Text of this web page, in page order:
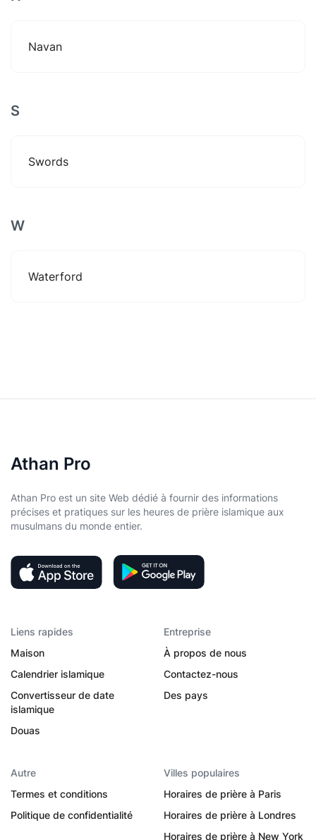
Navan
S
Swords
W
Waterford
Athan Pro
Athan Pro est un site Web dédié à fournir des informations
précises et pratiques sur les heures de prière islamique aux
musulmans du monde entier.
Liens rapides
Maison
Calendrier islamique
Convertisseur de date
islamique
Douas
Entreprise
À propos de nous
Contactez-nous
Des pays
Autre
Termes et conditions
Politique de confidentialité
Villes populaires
Horaires de prière à Paris
Horaires de prière à Londres
Horaires de prière à New York